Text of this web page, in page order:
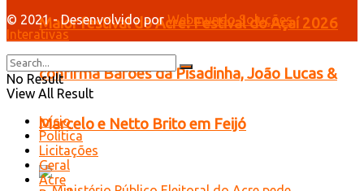
Maior festival do Acre: Festival do Açaí 2026
confirma Barões da Pisadinha, João Lucas &
Marcelo e Netto Brito em Feijó
© 2021 - Desenvolvido porWebmundo Soluções
Interativas
No Result
View All Result
Início
Política
Licitações
Geral
Acre